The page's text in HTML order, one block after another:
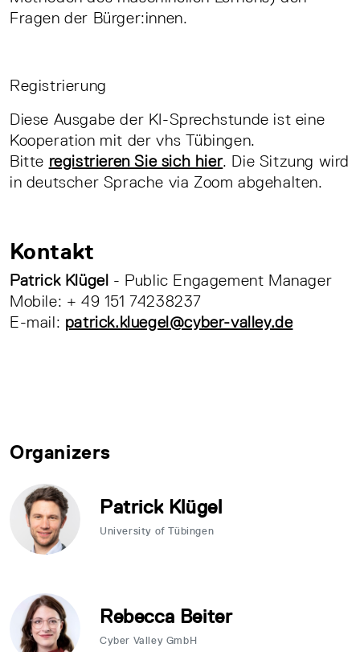
Fragen der Bürger:innen.
Registrierung
Diese Ausgabe der KI-Sprechstunde ist eine
Kooperation mit der vhs Tübingen.
Bitte registrieren Sie sich hier. Die Sitzung wird
in deutscher Sprache via Zoom abgehalten.
Kontakt
Patrick Klügel - Public Engagement Manager
Mobile: + 49 151 74238237
E-mail: patrick.kluegel@cyber-valley.de
Organizers
Patrick Klügel
University of Tübingen
Rebecca Beiter
Cyber Valley GmbH